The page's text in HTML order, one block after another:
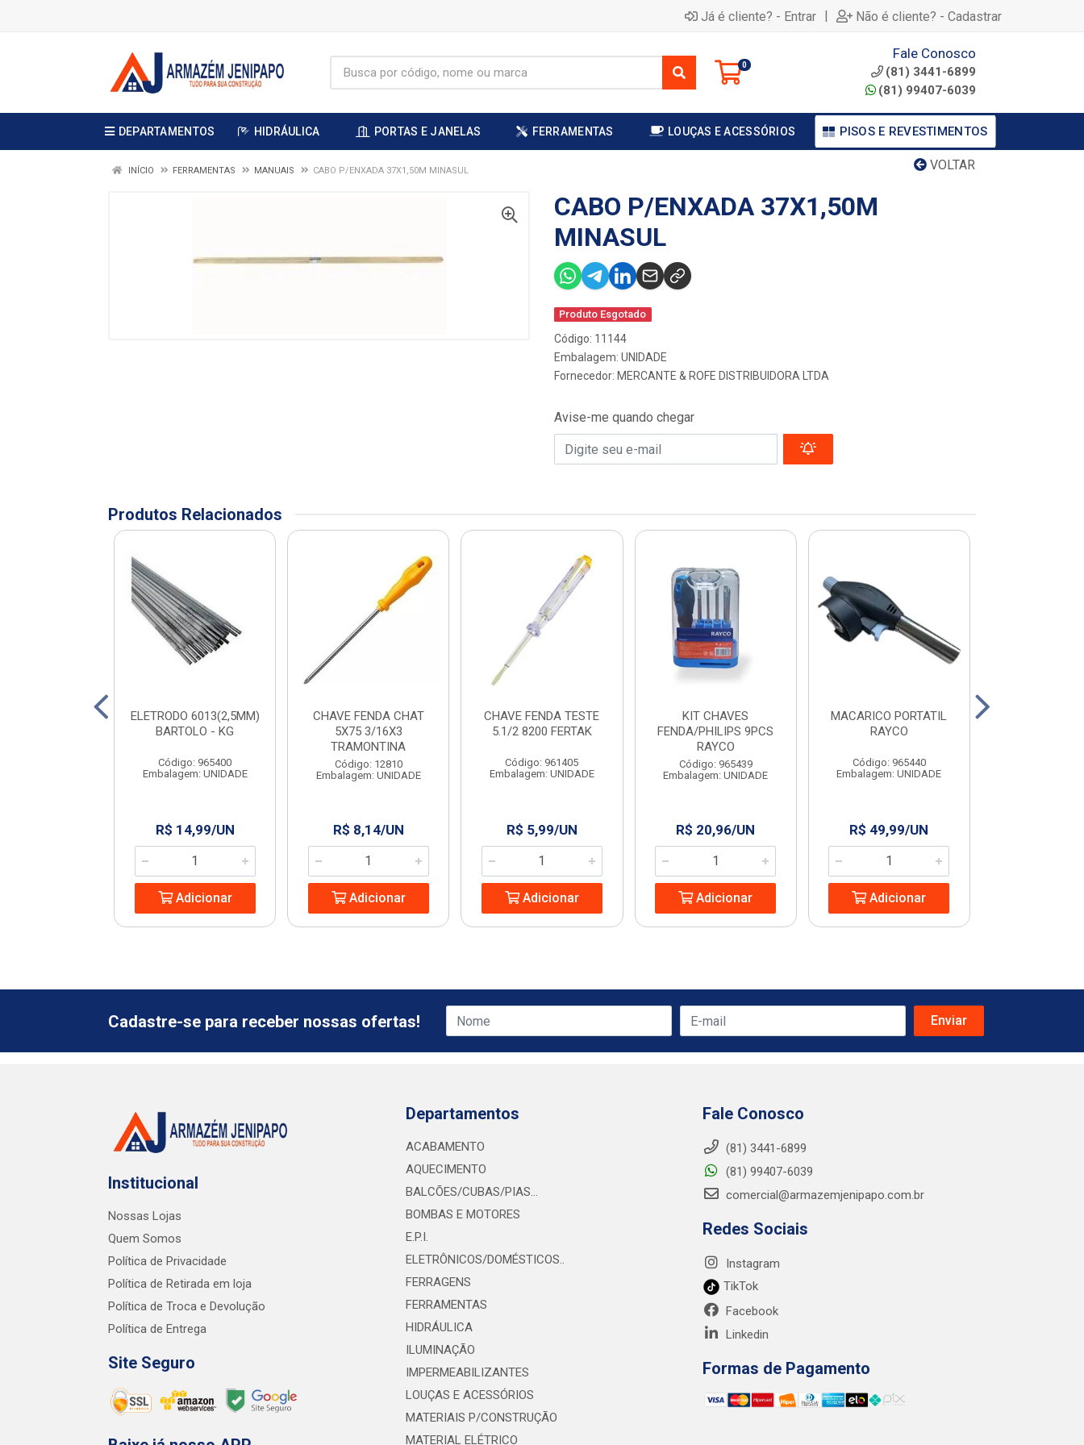
Já é cliente? - Entrar | Não é cliente? - Cadastrar
0
Fale Conosco
(81) 3441-6899
(81) 99407-6039
DEPARTAMENTOS HIDRÁULICA PORTAS E JANELAS FERRAMENTAS LOUÇAS E ACESSÓRIOS PISOS E REVESTIMENTOS
VOLTAR
INÍCIO FERRAMENTAS MANUAIS CABO P/ENXADA 37X1,50M MINASUL
CABO P/ENXADA 37X1,50M
MINASUL
Produto Esgotado
Código: 11144
Embalagem: UNIDADE
Fornecedor: MERCANTE & ROFE DISTRIBUIDORA LTDA
Avise-me quando chegar
Produtos Relacionados
ELETRODO 6013(2,5MM)
BARTOLO - KG
Código: 965400
Embalagem: UNIDADE
R$ 14,99/UN
Adicionar
CHAVE FENDA CHAT
5X75 3/16X3
TRAMONTINA
Código: 12810
Embalagem: UNIDADE
R$ 8,14/UN
Adicionar
CHAVE FENDA TESTE
5.1/2 8200 FERTAK
Código: 961405
Embalagem: UNIDADE
R$ 5,99/UN
Adicionar
KIT CHAVES
FENDA/PHILIPS 9PCS
RAYCO
Código: 965439
Embalagem: UNIDADE
R$ 20,96/UN
Adicionar
MACARICO PORTATIL
RAYCO
Código: 965440
Embalagem: UNIDADE
R$ 49,99/UN
Adicionar
Cadastre-se para receber nossas ofertas!
Institucional
Nossas Lojas
Quem Somos
Política de Privacidade
Política de Retirada em loja
Política de Troca e Devolução
Política de Entrega
Site Seguro
Departamentos
ACABAMENTO
AQUECIMENTO
BALCÕES/CUBAS/PIAS...
BOMBAS E MOTORES
E.P.I.
ELETRÔNICOS/DOMÉSTICOS..
FERRAGENS
FERRAMENTAS
HIDRÁULICA
ILUMINAÇÃO
IMPERMEABILIZANTES
LOUÇAS E ACESSÓRIOS
MATERIAIS P/CONSTRUÇÃO
MATERIAL ELÉTRICO
Fale Conosco
(81) 3441-6899
(81) 99407-6039
comercial@armazemjenipapo.com.br
Redes Sociais
Instagram
TikTok
Facebook
Linkedin
Formas de Pagamento